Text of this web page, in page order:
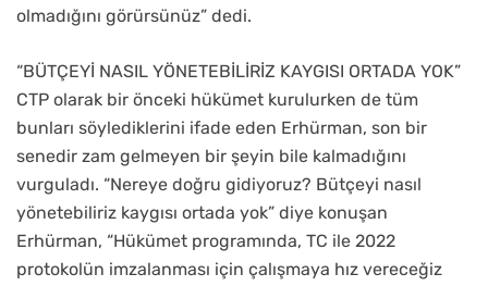
olmadığını görürsünüz” dedi.
“BÜTÇEYİ NASIL YÖNETEBİLİRİZ KAYGISI ORTADA YOK”
CTP olarak bir önceki hükümet kurulurken de tüm
bunları söylediklerini ifade eden Erhürman, son bir
senedir zam gelmeyen bir şeyin bile kalmadığını
vurguladı. “Nereye doğru gidiyoruz? Bütçeyi nasıl
yönetebiliriz kaygısı ortada yok” diye konuşan
Erhürman, “Hükümet programında, TC ile 2022
protokolün imzalanması için çalışmaya hız vereceğiz